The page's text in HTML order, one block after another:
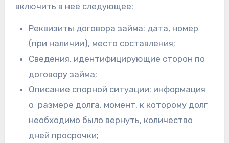
включить в нее следующее:
Реквизиты договора займа: дата, номер
(при наличии), место составления;
Сведения, идентифицирующие сторон по
договору займа;
Описание спорной ситуации: информация
о размере долга, момент, к которому долг
необходимо было вернуть, количество
дней просрочки;